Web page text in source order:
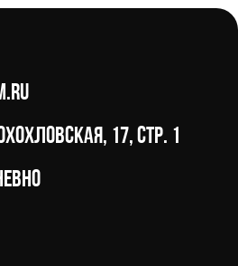
17, стр. 1